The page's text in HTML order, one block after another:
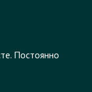
Постоянно